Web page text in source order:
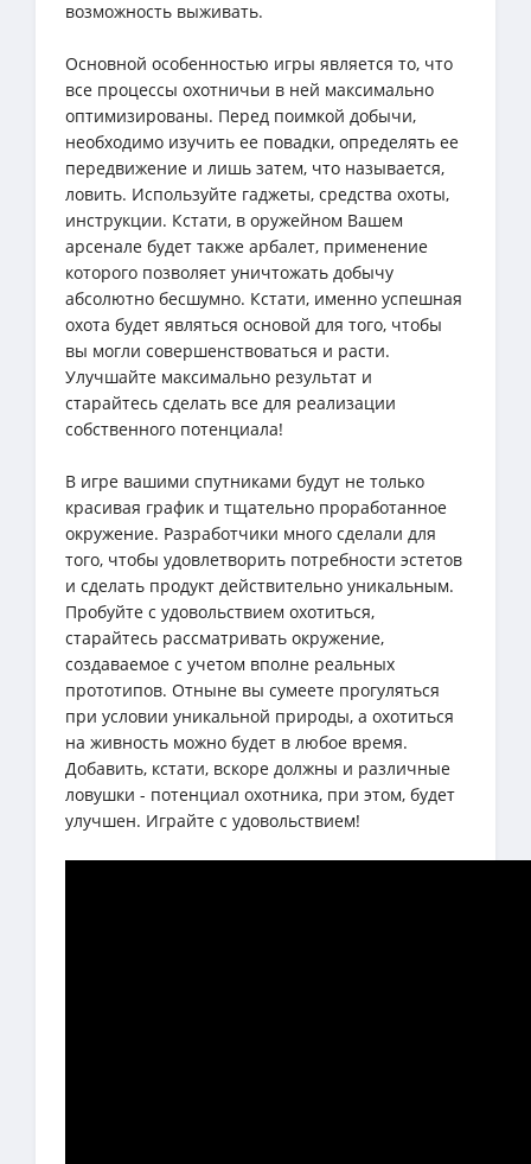
возможность выживать.
Основной особенностью игры является то, что
все процессы охотничьи в ней максимально
оптимизированы. Перед поимкой добычи,
необходимо изучить ее повадки, определять ее
передвижение и лишь затем, что называется,
ловить. Используйте гаджеты, средства охоты,
инструкции. Кстати, в оружейном Вашем
арсенале будет также арбалет, применение
которого позволяет уничтожать добычу
абсолютно бесшумно. Кстати, именно успешная
охота будет являться основой для того, чтобы
вы могли совершенствоваться и расти.
Улучшайте максимально результат и
старайтесь сделать все для реализации
собственного потенциала!
В игре вашими спутниками будут не только
красивая график и тщательно проработанное
окружение. Разработчики много сделали для
того, чтобы удовлетворить потребности эстетов
и сделать продукт действительно уникальным.
Пробуйте с удовольствием охотиться,
старайтесь рассматривать окружение,
создаваемое с учетом вполне реальных
прототипов. Отныне вы сумеете прогуляться
при условии уникальной природы, а охотиться
на живность можно будет в любое время.
Добавить, кстати, вскоре должны и различные
ловушки - потенциал охотника, при этом, будет
улучшен. Играйте с удовольствием!